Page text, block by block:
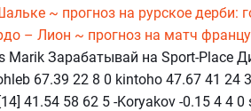
~ прогноз на рурское дерби:
– Лион ~ прогноз на матч
Marik Зарабатывай на Sport-Place
67.39 22 8 0 kintoho 47.67 41 24
41.54 58 62 5 -Koryakov -0.15 4 4